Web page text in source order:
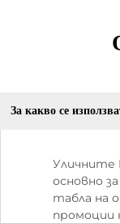
За какво се
Уличните
основно
табла на
промоции